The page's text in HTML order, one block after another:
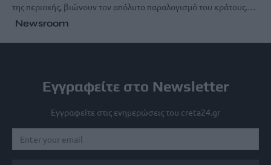
της περιοχής, βιώνουν τον απόλυτο παραλογισμό του κράτους.…
Newsroom
Εγγραφείτε στο Newsletter
Εγγραφείτε στις ενημερώσεις του creta24.gr